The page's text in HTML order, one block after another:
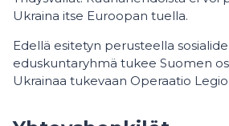
Ukraina itse Euroopan tuella.
Edellä esitetyn perusteella
eduskuntaryhmä tukee Suomen
Ukrainaa tukevaan Operaatio